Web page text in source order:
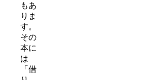
もあ
りま
す。
その
本に
は
「借